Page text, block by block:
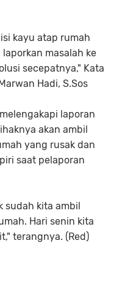
kayu atap rumah
masalah ke
secepatnya," Kata
Hadi, S.Sos
laporan
akan ambil
yang rusak dan
saat pelaporan
sudah kita ambil
Hari senin kita
terangnya. (Red)